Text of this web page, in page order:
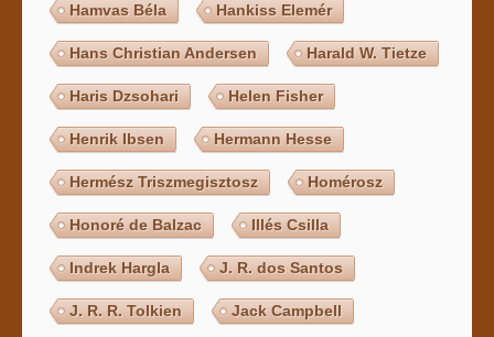
Hamvas Béla Hankiss Elemér
Hans Christian Andersen Harald W. Tietze
Haris Dzsohari Helen Fisher
Henrik Ibsen Hermann Hesse
Hermész Triszmegisztosz Homérosz
Honoré de Balzac Illés Csilla
Indrek Hargla J. R. dos Santos
J. R. R. Tolkien Jack Campbell